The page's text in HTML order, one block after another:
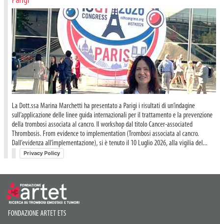
La Dott.ssa Marina Marchetti ha presentato a Parigi i risultati di un’indagine
sull’applicazione delle linee guida internazionali per il trattamento e la prevenzione
della trombosi associata al cancro. Il workshop dal titolo Cancer-associated
Thrombosis. From evidence to implementation (Trombosi associata al cancro.
Dall’evidenza all’implementazione), si è tenuto il 10 Luglio 2026, alla vigilia del...
Privacy Policy
FONDAZIONE ARTET ETS